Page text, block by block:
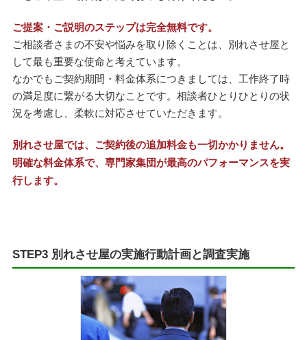
ご提案・ご説明のステップは完全無料です。
ご相談者さまの不安や悩みを取り除くことは、別れさせ屋と
して最も重要な使命と考えています。
なかでもご契約期間・料金体系につきましては、工作終了時
の満足度に繋がる大切なことです。相談者ひとりひとりの状
況を考慮し、柔軟に対応させていただきます。
別れさせ屋では、ご契約後の追加料金も一切かかりません。
明確な料金体系で、専門家集団が最高のパフォーマンスを実
行します。
STEP3 別れさせ屋の実施行動計画と調査実施